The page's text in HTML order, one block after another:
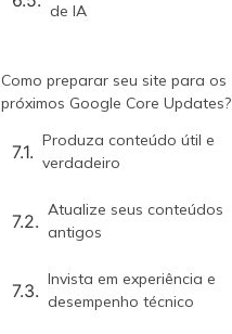
de IA
Como preparar seu site para os
próximos Google Core Updates?
Produza conteúdo útil e
verdadeiro
Atualize seus conteúdos
antigos
Invista em experiência e
desempenho técnico